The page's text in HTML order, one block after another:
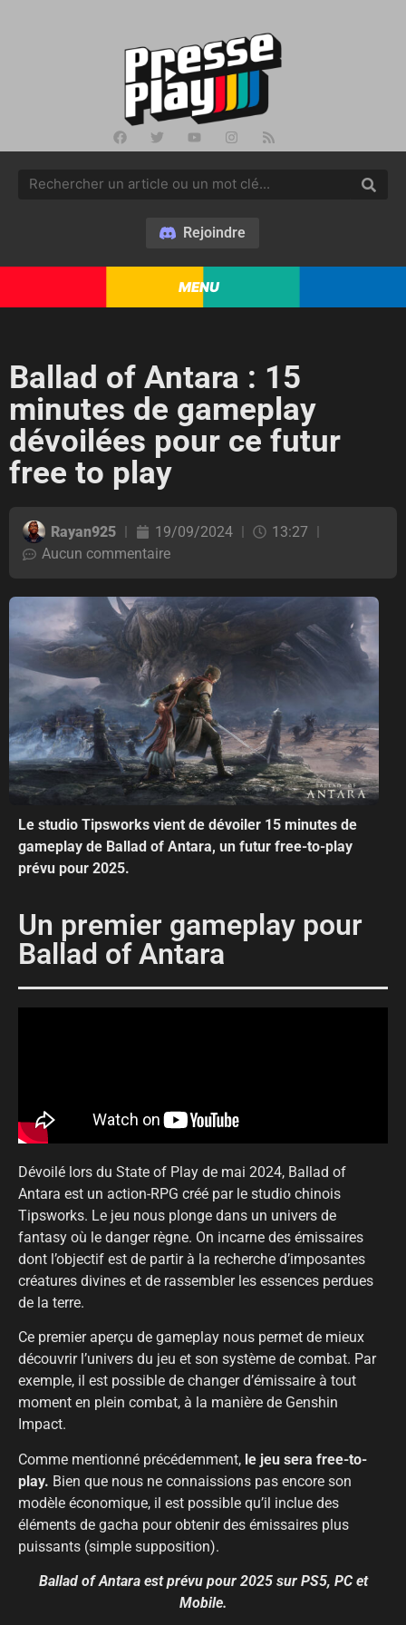
Rejoindre
MENU
Ballad of Antara : 15
minutes de gameplay
dévoilées pour ce futur
free to play
Rayan925 19/09/2024
13:27
Aucun commentaire
Le studio Tipsworks vient de dévoiler 15 minutes de
gameplay de Ballad of Antara, un futur free-to-play
prévu pour 2025.
Un premier gameplay pour
Ballad of Antara
Dévoilé lors du State of Play de mai 2024, Ballad of
Antara est un action-RPG créé par le studio chinois
Tipsworks. Le jeu nous plonge dans un univers de
fantasy où le danger règne. On incarne des émissaires
dont l’objectif est de partir à la recherche d’imposantes
créatures divines et de rassembler les essences perdues
de la terre.
Ce premier aperçu de gameplay nous permet de mieux
découvrir l’univers du jeu et son système de combat. Par
exemple, il est possible de changer d’émissaire à tout
moment en plein combat, à la manière de Genshin
Impact.
Comme mentionné précédemment, le jeu sera free-to-
play. Bien que nous ne connaissions pas encore son
modèle économique, il est possible qu’il inclue des
éléments de gacha pour obtenir des émissaires plus
puissants (simple supposition).
Ballad of Antara est prévu pour 2025 sur PS5, PC et
Mobile.